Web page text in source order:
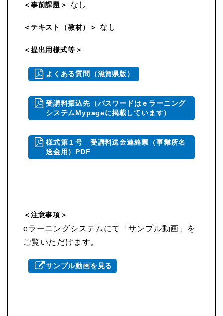
＜事前課題＞ なし
＜テキスト（教材）＞ なし
＜提出用様式等＞
よくある質問（滋賀県版）
受講料振込先（パスワードはｅラーニング
システムMypageに掲載しています）
様式第１号 受講料送金連絡票（事業所名
送金用）PDF
＜注意事項＞
eラーニングシステムにて「サンプル動画」を
ご覧いただけます。
サンプル動画を見る